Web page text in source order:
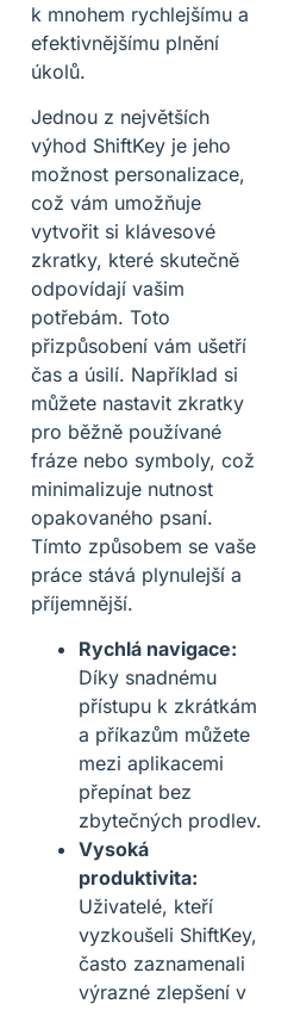
k mnohem rychlejšímu a
efektivnějšímu plnění
úkolů.
Jednou z největších
výhod ShiftKey je jeho
možnost personalizace,
což vám umožňuje
vytvořit si klávesové
zkratky, které skutečně
odpovídají vašim
potřebám. Toto
přizpůsobení vám ušetří
čas a úsilí. Například si
můžete nastavit zkratky
pro běžně používané
fráze nebo symboly, což
minimalizuje nutnost
opakovaného psaní.
Tímto způsobem se vaše
práce stává plynulejší a
příjemnější.
Rychlá navigace:
Díky snadnému
přístupu k zkrátkám
a příkazům můžete
mezi aplikacemi
přepínat bez
zbytečných prodlev.
Vysoká
produktivita:
Uživatelé, kteří
vyzkoušeli ShiftKey,
často zaznamenali
výrazné zlepšení v